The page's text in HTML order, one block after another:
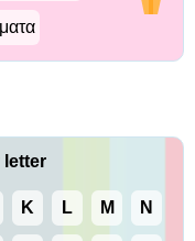
letter
K L M N